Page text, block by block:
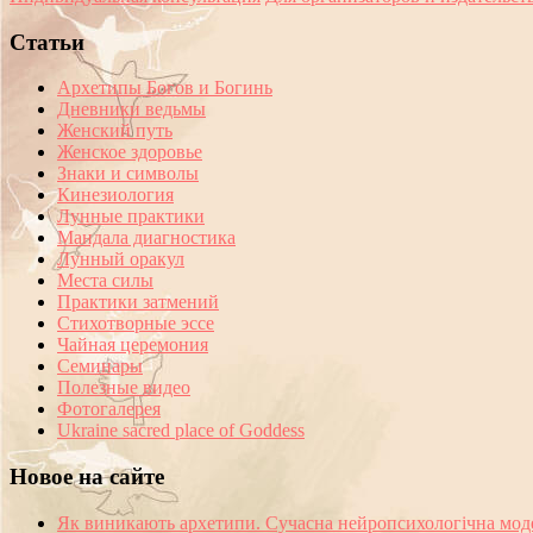
Статьи
Архетипы Богов и Богинь
Дневники ведьмы
Женский путь
Женское здоровье
Знаки и символы
Кинезиология
Лунные практики
Мандала диагностика
Лунный оракул
Места силы
Практики затмений
Стихотворные эссе
Чайная церемония
Семинары
Полезные видео
Фотогалерея
Ukraine sacred place of Goddess
Новое на сайте
Як виникають архетипи. Сучасна нейропсихологічна